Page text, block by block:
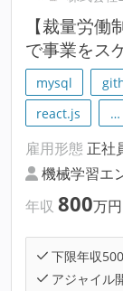
【裁量労
で事業をス
mysql
react.js
…
雇用形態 正社
機械学習エ
年収 800万円
下限年収
アジャイル